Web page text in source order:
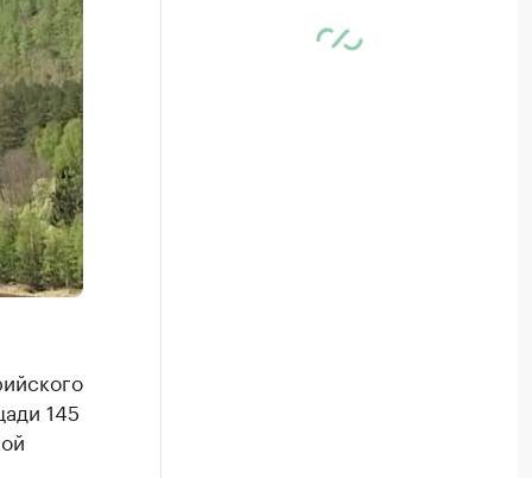
145